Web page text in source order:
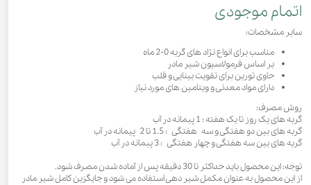
اتمام موجودی
سایر مشخصات:
مناسب برای انواع نژاد های گربه 0-2 ماه
بر اساس فرمولاسیون شیر مادر
حاوی تورین برای تقویت بینایی و قلب
دارای مواد معدنی و ویتامین های مورد نیاز
روش مصرف:
گربه های یک روز تا یک هفته : 1 پیمانه در آب
گربه های بین دو هفتگی و سه هفتگی : 1.5 تا 2 پیمانه در آب
گربه های بین سه هفتگی و چهار هفتگی : 3 پیمانه در آب
توجه: این محصول باید حداکثر تا 30 دقیقه پس از آماده شدن مصرف شود.
از این محصول به عنوان مکمل شیر دهی استفاده می شود و جایگزین کامل شیر مادر